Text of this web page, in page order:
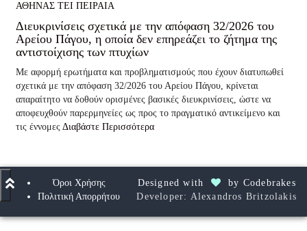
ΑΘΗΝΑΣ ΤΕΙ ΠΕΙΡΑΙΑ
Διευκρινίσεις σχετικά με την απόφαση 32/2026 του
Αρείου Πάγου, η οποία δεν επηρεάζει το ζήτημα της
αντιστοίχισης των πτυχίων
Με αφορμή ερωτήματα και προβληματισμούς που έχουν διατυπωθεί
σχετικά με την απόφαση 32/2026 του Αρείου Πάγου, κρίνεται
απαραίτητο να δοθούν ορισμένες βασικές διευκρινίσεις, ώστε να
αποφευχθούν παρερμηνείες ως προς το πραγματικό αντικείμενο και
τις έννομες Διαβάστε Περισσότερα
Όροι Χρήσης
Πολιτική Απορρήτου
Designed with by Codebrakes
Developer: Alexandros Britzolakis